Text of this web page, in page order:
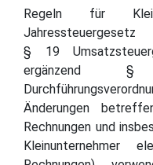
Regeln für
§ 19
ergänzend §
Änderungen
Rechnungen und
Kleinunternehmer